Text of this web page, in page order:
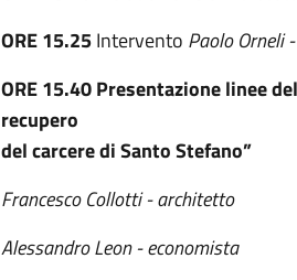
ORE 15.25Intervento Paolo Orneli
ORE 15.40 Presentazione linee
recupero
del carcere di Santo Stefano”
Francesco Collotti - architetto
Alessandro Leon - economista